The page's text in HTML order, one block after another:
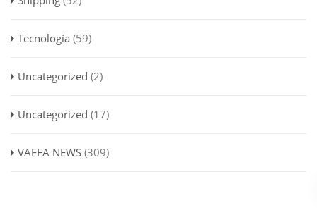
Tecnología (59)
Uncategorized (2)
Uncategorized (17)
VAFFA NEWS (309)